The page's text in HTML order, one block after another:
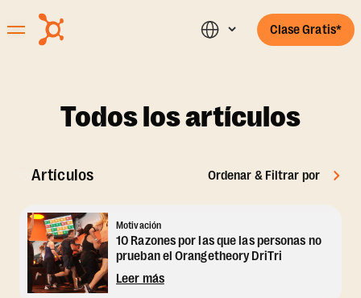
Clase Gratis*
Todos los artículos
Artículos Ordenar & Filtrar por
Motivación
10 Razones por las que las personas no
prueban el Orangetheory DriTri
Leer más